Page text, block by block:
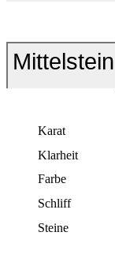
Mittelstein
Karat
Klarheit
Farbe
Schliff
Steine